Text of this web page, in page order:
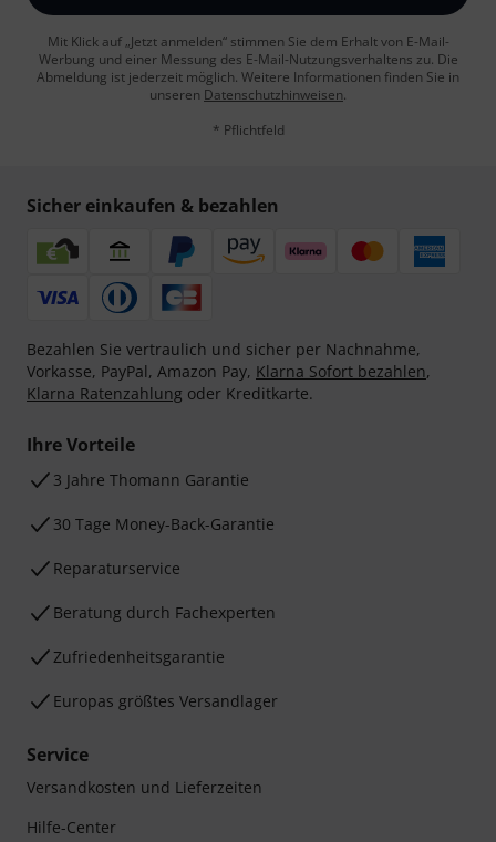
Mit Klick auf „Jetzt anmelden“ stimmen Sie dem Erhalt von E-Mail-
Werbung und einer Messung des E-Mail-Nutzungsverhaltens zu. Die
Abmeldung ist jederzeit möglich. Weitere Informationen finden Sie in
unseren Datenschutzhinweisen.
* Pflichtfeld
Sicher einkaufen & bezahlen
Bezahlen Sie vertraulich und sicher per Nachnahme,
Vorkasse, PayPal, Amazon Pay, Klarna Sofort bezahlen,
Klarna Ratenzahlung oder Kreditkarte.
Ihre Vorteile
3 Jahre Thomann Garantie
30 Tage Money-Back-Garantie
Reparaturservice
Beratung durch Fachexperten
Zufriedenheitsgarantie
Europas größtes Versandlager
Service
Versandkosten und Lieferzeiten
Hilfe-Center